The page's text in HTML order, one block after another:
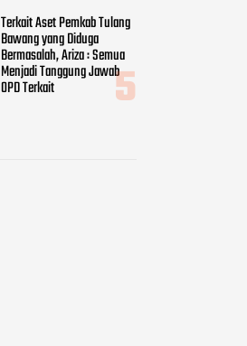
Terkait Aset Pemkab Tulang
Bawang yang Diduga
Bermasalah, Ariza : Semua
Menjadi Tanggung Jawab
OPD Terkait